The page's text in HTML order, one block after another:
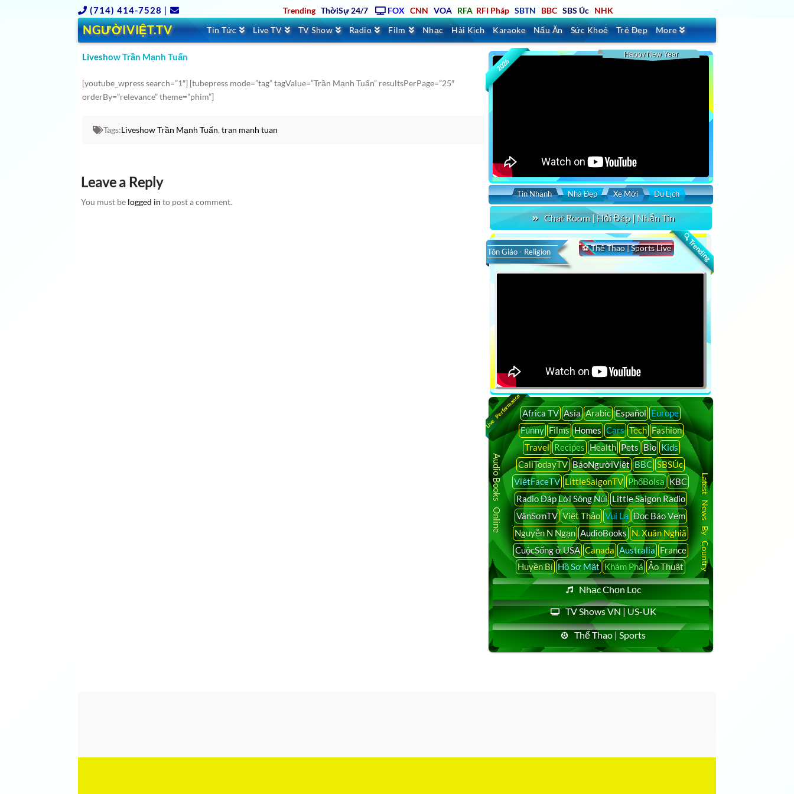
(714) 414-7528 | Trending ThờiSự 24/7 FOX CNN VOA RFA RFI Pháp SBTN BBC SBS Úc NHK
NGƯỜIVIỆT.TV Tin Tức Live TV TV Show Radio Film Nhạc Hài Kịch Karaoke Nấu Ăn Sức Khoẻ Trẻ Đẹp More
Liveshow Trần Mạnh Tuấn
[youtube_wpress search=”1″] [tubepress mode=”tag” tagValue=”Trần Mạnh Tuấn” resultsPerPage=”25″
orderBy=”relevance” theme=”phim”]
Tags:Liveshow Trần Mạnh Tuấn, tran manh tuan
Leave a Reply
You must be logged in to post a comment.
2026
Happy New Year
Tin Nhanh Nhà Đẹp Xe Mới Du Lịch
Chat Room | Hỏi Đáp | Nhắn Tin
🔍 Trending
⚽ Thể Thao | Sports Live
Tôn Giáo - Religion
Live PerformanceAfrica TV Asia Arabic Español Europe
Funny Films Homes Cars Tech Fashion
Travel Recipes Health Pets Bio Kids
CaliTodayTV BáoNgườiViệt BBC SBSÚc
ViệtFaceTV LittleSaigonTV PhốBolsa KBC
Radio Đáp Lời Sông Núi Little Saigon Radio
VânSơnTV Việt Thảo Vui Lạ Đọc Báo Vẹm
Nguyễn N Ngạn AudioBooks N. Xuân Nghiã
CuộcSống ở USA Canada Australia France
Huyền Bí Hồ Sơ Mật Khám Phá Ảo Thuật
Nhạc Chọn Lọc
TV Shows VN | US-UK
Thể Thao | Sports
Audio Books Online Latest News By Country